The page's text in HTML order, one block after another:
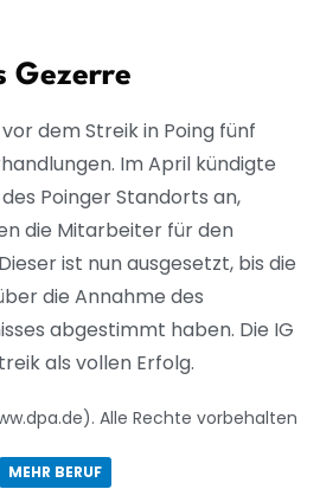
Gezerre
dem Streik in Poing fünf
Im April kündigte
Poinger Standorts an,
die Mitarbeiter für den
ist nun ausgesetzt, bis die
die Annahme des
abgestimmt haben. Die IG
als vollen Erfolg.
Alle Rechte vorbehalten
MEHR BERUF